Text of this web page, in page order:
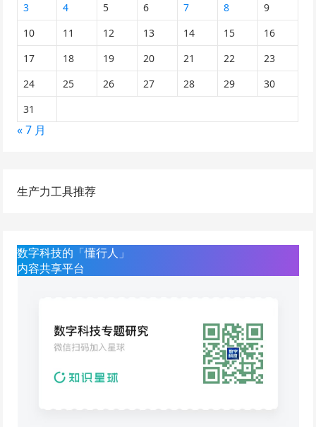
3
4 5 6 7 8
9
10
11 12 13 14 15
16
17
18 19 20 21 22
23
24
25 26 27 28 29
30
31
« 7 月
生产力工具推荐
数字科技的「懂行人」
内容共享平台